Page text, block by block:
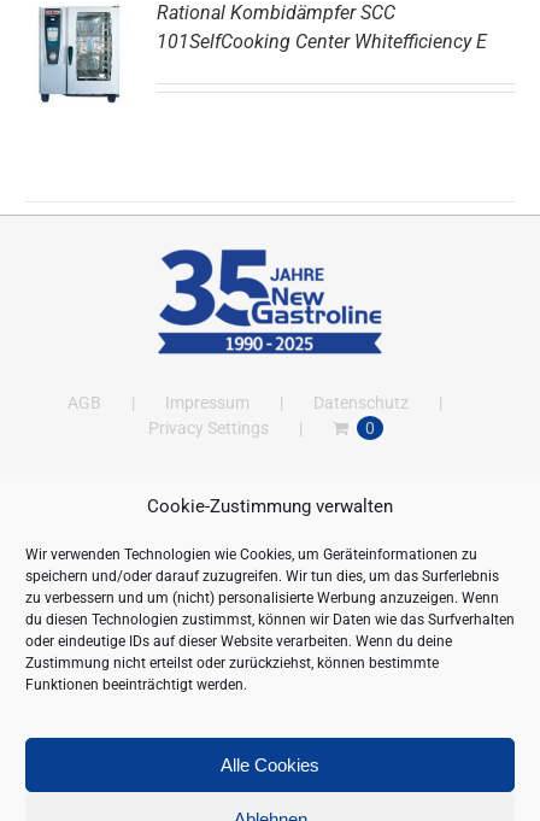
Cookie-Zustimmung verwalten
Wir verwenden Technologien wie Cookies, um Geräteinformationen zu
speichern und/oder darauf zuzugreifen. Wir tun dies, um das Surferlebnis
zu verbessern und um (nicht) personalisierte Werbung anzuzeigen. Wenn
du diesen Technologien zustimmst, können wir Daten wie das Surfverhalten
oder eindeutige IDs auf dieser Website verarbeiten. Wenn du deine
Zustimmung nicht erteilst oder zurückziehst, können bestimmte
Funktionen beeinträchtigt werden.
Alle Cookies
DETAILS
Rational Kombidämpfer SCC
101SelfCooking Center Whitefficiency E
AGB Impressum
Datenschutz
Privacy Settings
0
ANSCHRIFT
New Gastroline GmbH
Barthestraße 115
18356 Barth
Deutschland/Germany
Öffnungszeiten:
Mo. - Fr. 09.00 bis 16.00 Uhr
https://www.newgastroline.de